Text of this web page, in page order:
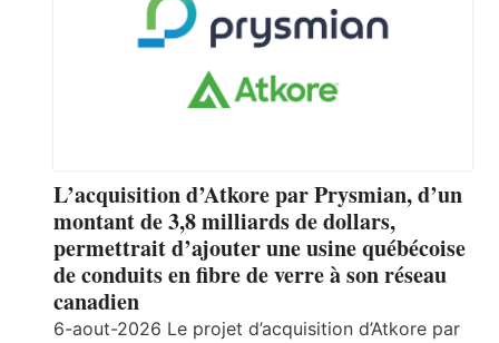
L’acquisition d’Atkore par Prysmian, d’un
montant de 3,8 milliards de dollars,
permettrait d’ajouter une usine québécoise
de conduits en fibre de verre à son réseau
canadien
6-aout-2026 Le projet d’acquisition d’Atkore par